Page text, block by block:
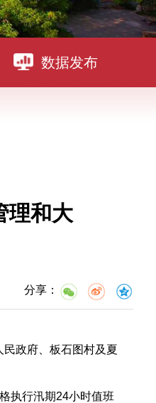
数据发布
理和大
分享：
政府、板石图村及夏
执行汛期24小时值班